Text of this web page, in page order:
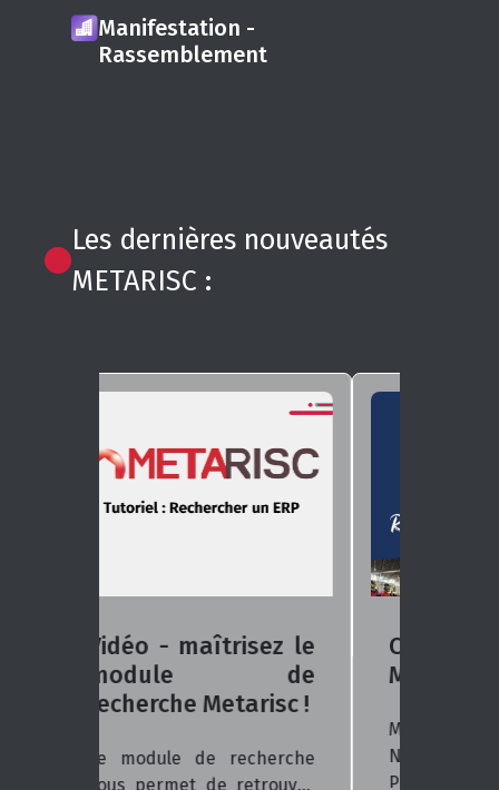
Manifestation -
Rassemblement
Les dernières nouveautés
METARISC :
Congrès National de
Mâcon
National des Sapeurs-
Pompiers 2024 : Venez